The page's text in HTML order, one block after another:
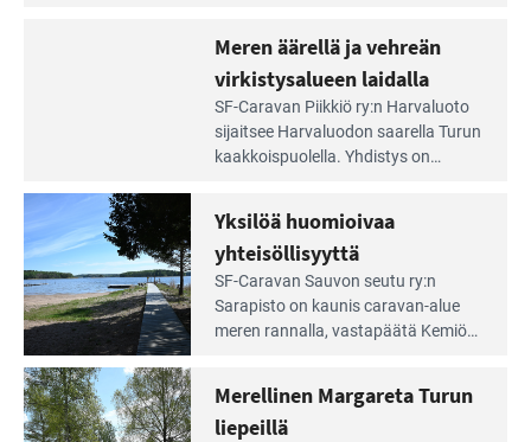
äärellä
ja
vehreän
virkistysalueen
laidalla
Meren äärellä ja vehreän
virkistysalueen laidalla
SF-Caravan Piikkiö ry:n Harvaluoto
sijait­see Harvaluodon saarella Turun
kaakkois­puolella. Yhdistys on
virkistysalueesta.
Lue
Leirintäoppaan
artikkeli:
Yksilöä
huomioivaa
yhteisöllisyyttä
Yksilöä huomioivaa
yhteisöllisyyttä
SF-Caravan Sauvon seutu ry:n
Sarapisto on kaunis caravan-alue
meren rannalla, vasta­päätä Kemiön
kymmenen paikkaa ilman sähköä.
Merellinen Margareta Turun
liepeillä